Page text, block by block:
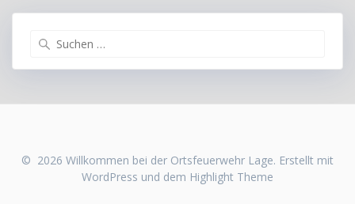
© 2026 Willkommen bei der Ortsfeuerwehr Lage. Erstellt mit
WordPress und dem Highlight Theme